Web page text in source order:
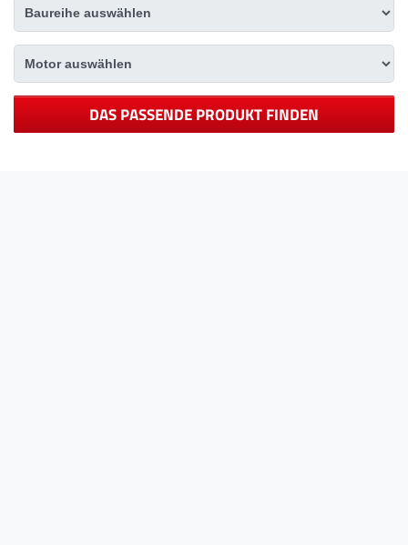
DAS PASSENDE PRODUKT FINDEN